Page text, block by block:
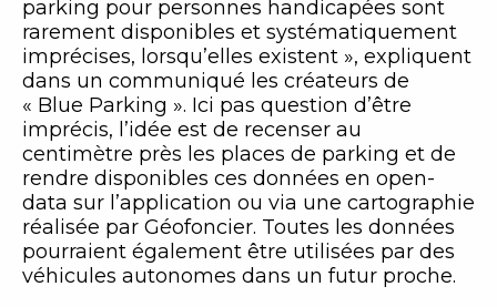
parking pour personnes handicapées sont
rarement disponibles et systématiquement
imprécises, lorsqu’elles existent », expliquent
dans un communiqué les créateurs de
« Blue Parking ». Ici pas question d’être
imprécis, l’idée est de recenser au
centimètre près les places de parking et de
rendre disponibles ces données en open-
data sur l’application ou via une cartographie
réalisée par Géofoncier. Toutes les données
pourraient également être utilisées par des
véhicules autonomes dans un futur proche.